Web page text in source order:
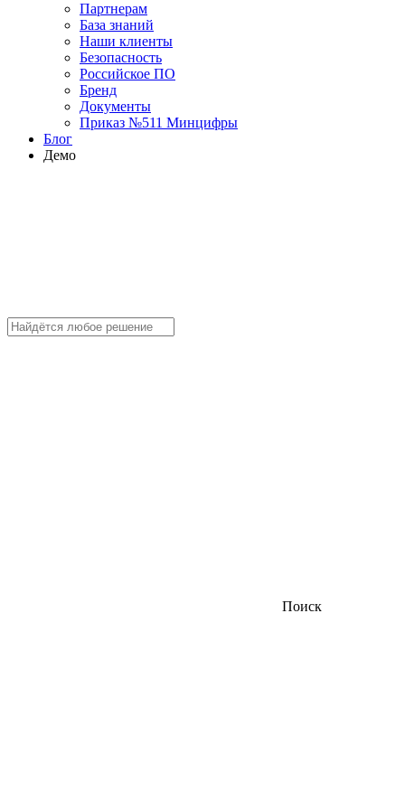
Партнерам
База знаний
Наши клиенты
Безопасность
Российское ПО
Бренд
Документы
Приказ №511 Минцифры
Блог
Демо
Поиск